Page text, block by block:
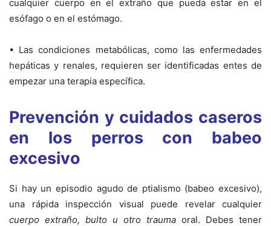
cualquier cuerpo en el extraño que pueda estar en el
esófago o en el estómago.
• Las condiciones metabólicas, como las enfermedades
hepáticas y renales, requieren ser identificadas entes de
empezar una terapia específica.
Prevención y cuidados caseros
en los perros con babeo
excesivo
Si hay un episodio agudo de ptialismo (babeo excesivo),
una rápida inspección visual puede revelar cualquier
cuerpo extraño, bulto u otro trauma oral. Debes tener